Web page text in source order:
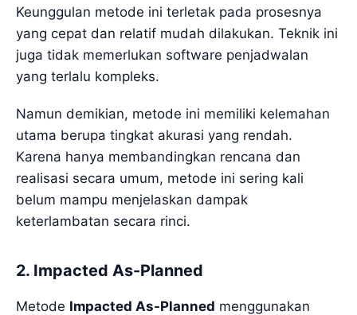
Keunggulan metode ini terletak pada prosesnya
yang cepat dan relatif mudah dilakukan. Teknik ini
juga tidak memerlukan software penjadwalan
yang terlalu kompleks.
Namun demikian, metode ini memiliki kelemahan
utama berupa tingkat akurasi yang rendah.
Karena hanya membandingkan rencana dan
realisasi secara umum, metode ini sering kali
belum mampu menjelaskan dampak
keterlambatan secara rinci.
2. Impacted As-Planned
Metode Impacted As-Planned menggunakan